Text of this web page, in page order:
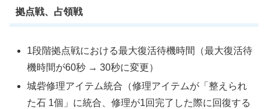
拠点戦、占領戦
1段階拠点戦における最大復活待機時間（最大復活待
機時間が60秒 → 30秒に変更）
城砦修理アイテム統合（修理アイテムが「整えられ
た石 1個」に統合、修理が1回完了した際に回復する